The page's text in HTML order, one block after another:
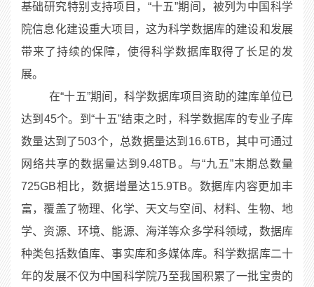
基础研究特别支持项目，“十五”期间，被列为中国科学
院信息化建设重大项目，这为科学数据库的建设和发展
带来了持续的保障，使得科学数据库取得了长足的发
展。
在“十五”期间，科学数据库项目资助的建库单位已
达到45个。到“十五”结束之时，科学数据库的专业子库
数量达到了503个，总数据量达到16.6TB，其中可通过
网络共享的数据量达到9.48TB。与“九五”末期总数量
725GB相比，数据增量达15.9TB。数据库内容更加丰
富，覆盖了物理、化学、天文与空间、材料、生物、地
学、资源、环境、能源、海洋等众多学科领域，数据库
种类包括数值库、事实库和多媒体库。科学数据库二十
年的发展不仅为中国科学院乃至我国积累了一批宝贵的